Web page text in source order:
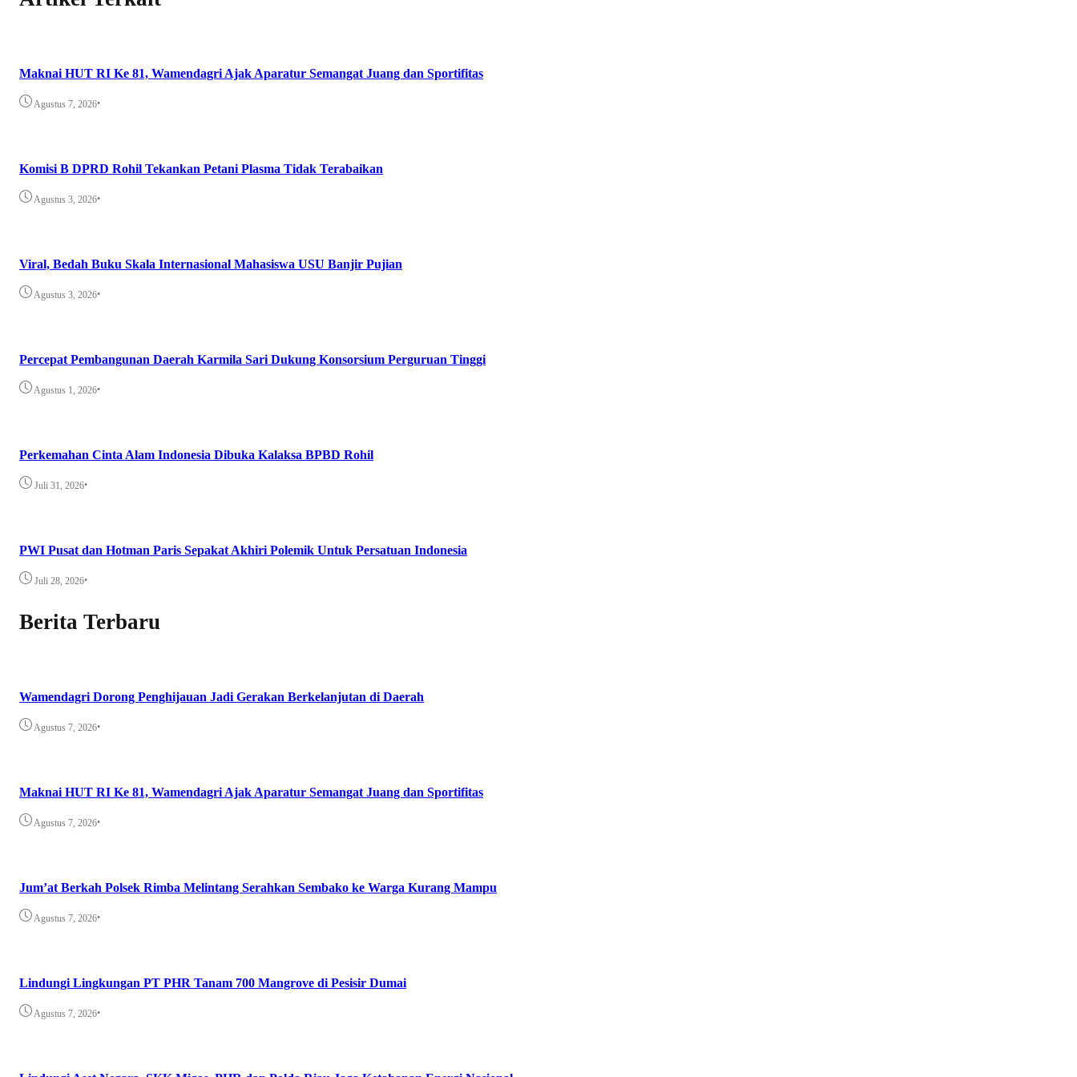
Maknai HUT RI Ke 81, Wamendagri Ajak Aparatur Semangat Juang dan Sportifitas
Agustus 7, 2026•
Komisi B DPRD Rohil Tekankan Petani Plasma Tidak Terabaikan
Agustus 3, 2026•
Viral, Bedah Buku Skala Internasional Mahasiswa USU Banjir Pujian
Agustus 3, 2026•
Percepat Pembangunan Daerah Karmila Sari Dukung Konsorsium Perguruan Tinggi
Agustus 1, 2026•
Perkemahan Cinta Alam Indonesia Dibuka Kalaksa BPBD Rohil
Juli 31, 2026•
PWI Pusat dan Hotman Paris Sepakat Akhiri Polemik Untuk Persatuan Indonesia
Juli 28, 2026•
Berita Terbaru
Wamendagri Dorong Penghijauan Jadi Gerakan Berkelanjutan di Daerah
Agustus 7, 2026•
Maknai HUT RI Ke 81, Wamendagri Ajak Aparatur Semangat Juang dan Sportifitas
Agustus 7, 2026•
Jum’at Berkah Polsek Rimba Melintang Serahkan Sembako ke Warga Kurang Mampu
Agustus 7, 2026•
Lindungi Lingkungan PT PHR Tanam 700 Mangrove di Pesisir Dumai
Agustus 7, 2026•